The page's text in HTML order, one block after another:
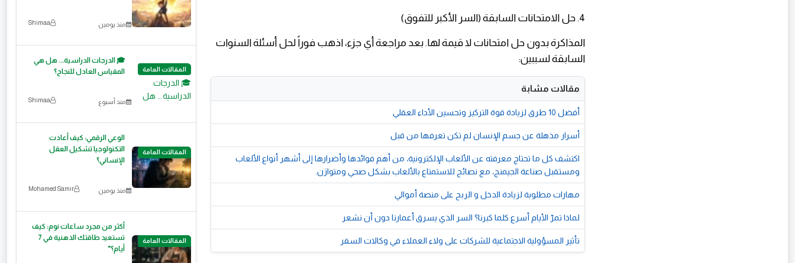
4. حل الامتحانات السابقة (السر الأكبر للتفوق)
المذاكرة بدون حل امتحانات لا قيمة لها. بعد مراجعة أي جزء، اذهب فوراً لحل أسئلة السنوات
السابقة لسببين:
مقالات مشابة
أفضل 10 طرق لزيادة قوة التركيز وتحسين الأداء العقلي
أسرار مذهلة عن جسم الإنسان لم تكن تعرفها من قبل
اكتشف كل ما تحتاج معرفته عن الألعاب الإلكترونية، من أهم فوائدها وأضرارها إلى أشهر أنواع الألعاب
ومستقبل صناعة الجيمنج، مع نصائح للاستمتاع بالألعاب بشكل صحي ومتوازن.
مهارات مطلوبة لزيادة الدخل و الربح على منصة أموالي
لماذا تمرّ الأيام أسرع كلما كبرنا؟ السر الذي يسرق أعمارنا دون أن نشعر
تأثير المسؤولية الاجتماعية للشركات على ولاء العملاء في وكالات السفر
منذ يومين Shimaa
المقالات العامة
🎓 الدرجات الدراسية... هل هي
المقياس العادل للنجاح؟
منذ أسبوع Shimaa
المقالات العامة
الوعي الرقمي: كيف أعادت
التكنولوجيا تشكيل العقل
الإنساني؟
منذ يومين Mohamed Samir
المقالات العامة
أكثر من مجرد ساعات نوم: كيف
تستعيد طاقتك الذهنية في 7
أيام؟"